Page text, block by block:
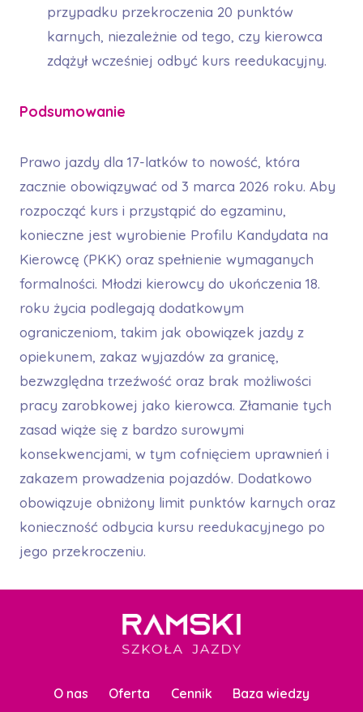
przypadku przekroczenia 20 punktów
karnych, niezależnie od tego, czy kierowca
zdążył wcześniej odbyć kurs reedukacyjny.
Podsumowanie
Prawo jazdy dla 17-latków to nowość, która
zacznie obowiązywać od 3 marca 2026 roku. Aby
rozpocząć kurs i przystąpić do egzaminu,
konieczne jest wyrobienie Profilu Kandydata na
Kierowcę (PKK) oraz spełnienie wymaganych
formalności. Młodzi kierowcy do ukończenia 18.
roku życia podlegają dodatkowym
ograniczeniom, takim jak obowiązek jazdy z
opiekunem, zakaz wyjazdów za granicę,
bezwzględna trzeźwość oraz brak możliwości
pracy zarobkowej jako kierowca. Złamanie tych
zasad wiąże się z bardzo surowymi
konsekwencjami, w tym cofnięciem uprawnień i
zakazem prowadzenia pojazdów. Dodatkowo
obowiązuje obniżony limit punktów karnych oraz
konieczność odbycia kursu reedukacyjnego po
jego przekroczeniu.
O nas Oferta Cennik Baza wiedzy